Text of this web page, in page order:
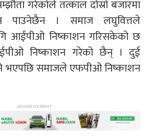
गरेकोले तत्काल दोस्रो बजारमा
पाउनेछैन । समाज लघुवित्तले
आईपीओ निष्काशन गरिसकेको छ
निष्काशन गरेको छैन् । दुई
भएपछि समाजले एफपीओ निष्काशन